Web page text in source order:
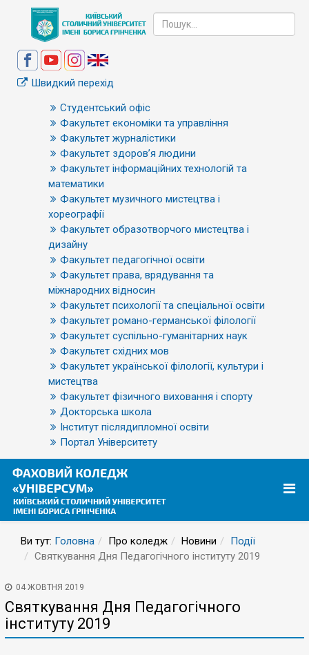
Швидкий перехід
Студентський офіс
Факультет економіки та управління
Факультет журналістики
Факультет здоров’я людини
Факультет інформаційних технологій та
математики
Факультет музичного мистецтва і
хореографії
Факультет образотворчого мистецтва і
дизайну
Факультет педагогічної освіти
Факультет права, врядування та
міжнародних відносин
Факультет психології та спеціальної освіти
Факультет романо-германської філології
Факультет суспільно-гуманітарних наук
Факультет східних мов
Факультет української філології, культури і
мистецтва
Факультет фізичного виховання і спорту
Докторська школа
Інститут післядипломної освіти
Портал Університету
Ви тут: Головна Про коледж Новини
Події
Святкування Дня Педагогічного інституту 2019
04 ЖОВТНЯ 2019
Святкування Дня Педагогічного
інституту 2019